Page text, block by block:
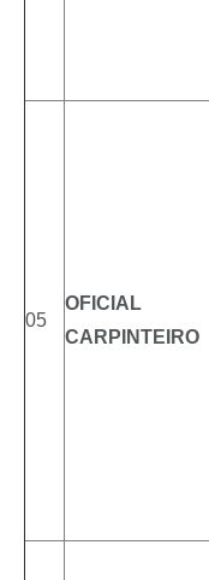
05
OFICIAL
CARPINTEIRO